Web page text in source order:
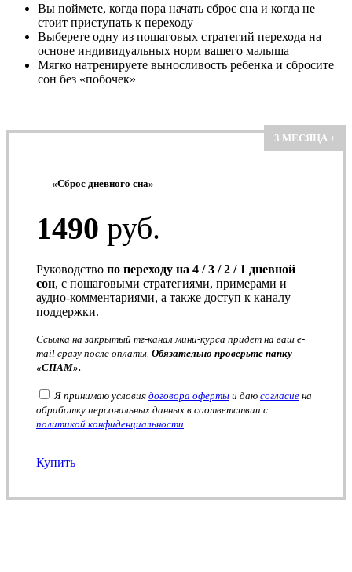
Вы поймете, когда пора начать сброс сна и когда не
стоит приступать к переходу
Выберете одну из пошаговых стратегий перехода на
основе индивидуальных норм вашего малыша
Мягко натренируете выносливость ребенка и сбросите
сон без «побочек»
«Сброс дневного сна»
1490 руб.
Руководство по переходу на 4 / 3 / 2 / 1 дневной
сон, с пошаговыми стратегиями, примерами и
аудио-комментариями, а также доступ к каналу
поддержки.
Ссылка на закрытый тг-канал мини-курса придет на ваш e-
mail сразу после оплаты. Обязательно проверьте папку
«СПАМ».
Я принимаю условия договора оферты и даю согласие на
обработку персональных данных в соответствии с
политикой конфиденциальности
Купить
3 МЕСЯЦА +